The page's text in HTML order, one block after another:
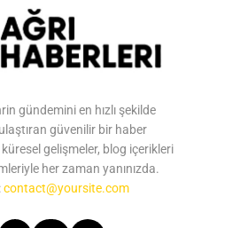
gündemini en hızlı şekilde
güvenilir bir haber
küresel gelişmeler, blog içerikleri
her zaman yanınızda.
contact@yoursite.com